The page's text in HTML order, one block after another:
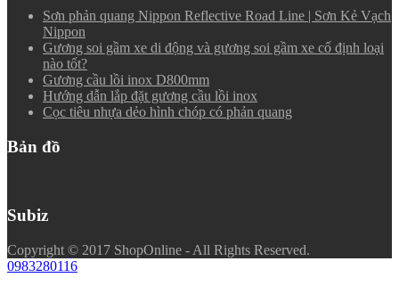
Sơn phản quang Nippon Reflective Road Line | Sơn Kẻ Vạch
Nippon
Gương soi gầm xe di động và gương soi gầm xe cố định loại
nào tốt?
Gương cầu lồi inox D800mm
Hướng dẫn lắp đặt gương cầu lồi inox
Cọc tiêu nhựa dẻo hình chóp có phản quang
Bản đồ
Subiz
Copyright © 2017 ShopOnline - All Rights Reserved.
0983280116